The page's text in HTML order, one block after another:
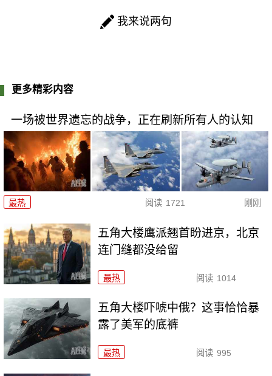
我来说两句
更多精彩内容
一场被世界遗忘的战争，正在刷新所有人的认知
最热 阅读 1721 刚刚
五角大楼鹰派翘首盼进京，北京
连门缝都没给留
最热 阅读 1014
五角大楼吓唬中俄？这事恰恰暴
露了美军的底裤
最热 阅读 995